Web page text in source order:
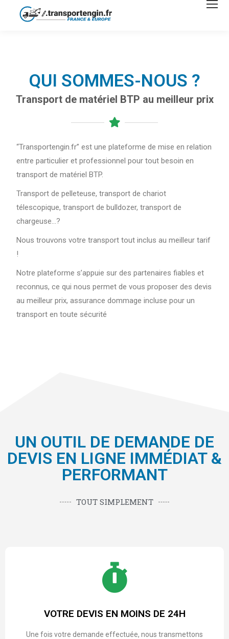
QUI SOMMES-NOUS ?
Transport de matériel BTP au meilleur prix
“Transportengin.fr” est une plateforme de mise en relation
entre particulier et professionnel pour tout besoin en
transport de matériel BTP.
Transport de pelleteuse, transport de chariot
télescopique, transport de bulldozer, transport de
chargeuse…?
Nous trouvons votre transport tout inclus au meilleur tarif
!
Notre plateforme s’appuie sur des partenaires fiables et
reconnus, ce qui nous permet de vous proposer des devis
au meilleur prix, assurance dommage incluse pour un
transport en toute sécurité
UN OUTIL DE DEMANDE DE
DEVIS EN LIGNE IMMÉDIAT &
PERFORMANT
TOUT SIMPLEMENT
VOTRE DEVIS EN MOINS DE 24H
Une fois votre demande effectuée, nous transmettons